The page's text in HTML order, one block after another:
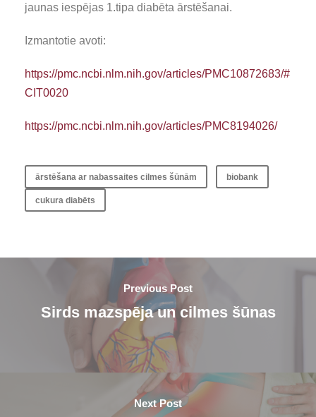
jaunas iespējas 1.tipa diabēta ārstēšanai.
Izmantotie avoti:
https://pmc.ncbi.nlm.nih.gov/articles/PMC10872683/#
CIT0020
https://pmc.ncbi.nlm.nih.gov/articles/PMC8194026/
ārstēšana ar nabassaites cilmes šūnām biobank
cukura diabēts
Previous Post
Sirds mazspēja un cilmes šūnas
Next Post